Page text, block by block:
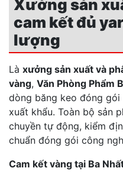
Xưởng sản
cam kết đủ
lượng
Là xưởng sản xuất và
vàng, Văn Phòng Phẩm
dòng băng keo đóng
xuất khẩu. Toàn bộ sản
chuyền tự động, kiểm
chuẩn đóng gói công
Cam kết vàng tại Ba